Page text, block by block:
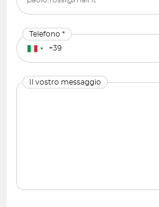
Telefono *
Il vostro messaggio